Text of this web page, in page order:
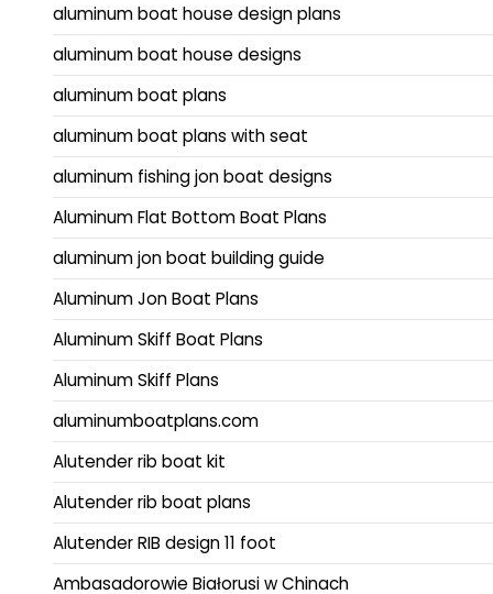
aluminum boat house design plans
aluminum boat house designs
aluminum boat plans
aluminum boat plans with seat
aluminum fishing jon boat designs
Aluminum Flat Bottom Boat Plans
aluminum jon boat building guide
Aluminum Jon Boat Plans
Aluminum Skiff Boat Plans
Aluminum Skiff Plans
aluminumboatplans.com
Alutender rib boat kit
Alutender rib boat plans
Alutender RIB design 11 foot
Ambasadorowie Białorusi w Chinach